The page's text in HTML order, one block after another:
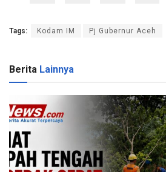
Tags: Kodam IM Pj Gubernur Aceh
Berita Lainnya